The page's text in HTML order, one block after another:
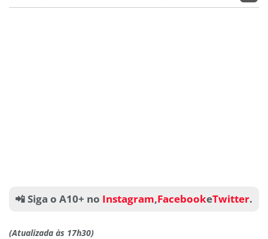
📲 Siga o A10+ no Instagram,FacebookeTwitter.
(Atualizada às 17h30)